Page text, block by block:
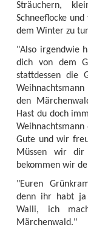
Sträuchern,
Schneeflocke
dem Winter zu
"Also irgendwie
dich von dem
stattdessen die
den
Hast du doch
Gute und wir
Müssen wir dir
bekommen wir
"Euren
denn ihr habt ja
Walli, ich
Märchenwald."